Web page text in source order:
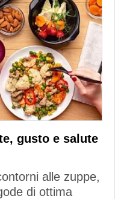
gusto e salute
alle zuppe,
di ottima